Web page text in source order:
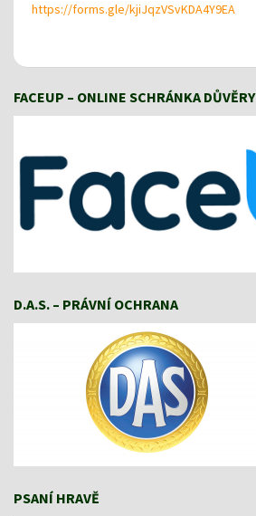
https://forms.gle/kjiJqzVSvKDA4Y9EA
FACEUP – ONLINE SCHRÁNKA DŮVĚRY
D.A.S. – PRÁVNÍ OCHRANA
PSANÍ HRAVĚ